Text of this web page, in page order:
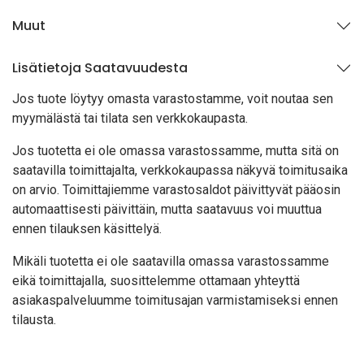
Muut
Lisätietoja Saatavuudesta
Jos tuote löytyy omasta varastostamme, voit noutaa sen
myymälästä tai tilata sen verkkokaupasta.
Jos tuotetta ei ole omassa varastossamme, mutta sitä on
saatavilla toimittajalta, verkkokaupassa näkyvä toimitusaika
on arvio. Toimittajiemme varastosaldot päivittyvät pääosin
automaattisesti päivittäin, mutta saatavuus voi muuttua
ennen tilauksen käsittelyä.
Mikäli tuotetta ei ole saatavilla omassa varastossamme
eikä toimittajalla, suosittelemme ottamaan yhteyttä
asiakaspalveluumme toimitusajan varmistamiseksi ennen
tilausta.